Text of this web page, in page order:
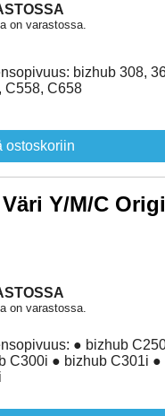
on varastossa.
bizhub 308,
C558, C658
ostoskoriin
Y/M/C
on varastossa.
● bizhub
C300i ● bizhub C301i